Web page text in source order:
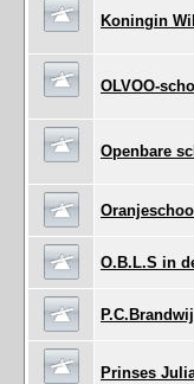
Koningin
OLVOO-
Openbare
O.B.L.S in
Prinses